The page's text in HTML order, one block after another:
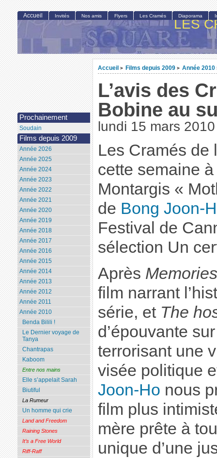
LES
Accueil > Films depuis 2009 > Année 2010
L’avis des
Bobine au
lundi 15 mars 2010
Les Cramés de
cette semaine
Montargis «
de Bong Joon-
Festival de
sélection Un
Après
film narrant
série, et The
d’épouvante
terrorisant une
visée politique
Joon-Ho nous
film plus
mère prête à
unique d’une
Accueil Invités Nos amis Flyers Les Cramés Diaporama
Prochainement
Soudain
Films depuis 2009
Année 2026
Année 2025
Année 2024
Année 2023
Année 2022
Année 2021
Année 2020
Année 2019
Année 2018
Année 2017
Année 2016
Année 2015
Année 2014
Année 2013
Année 2012
Année 2011
Année 2010
Benda Bilili !
Le Dernier voyage de
Tanya
Chantrapas
Kaboom
Entre nos mains
Elle s’appelait Sarah
Biutiful
La Rumeur
Un homme qui crie
Land and Freedom
Raining Stones
It’s a Free World
Riff-Raff